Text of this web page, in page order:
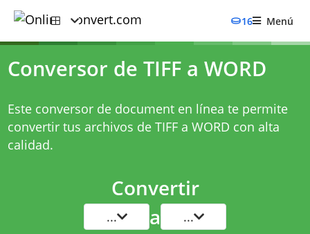
16 Menú
Conversor de TIFF a WORD
Este conversor de document en línea te permite
convertir tus archivos de TIFF a WORD con alta
calidad.
Convertir
... a ...